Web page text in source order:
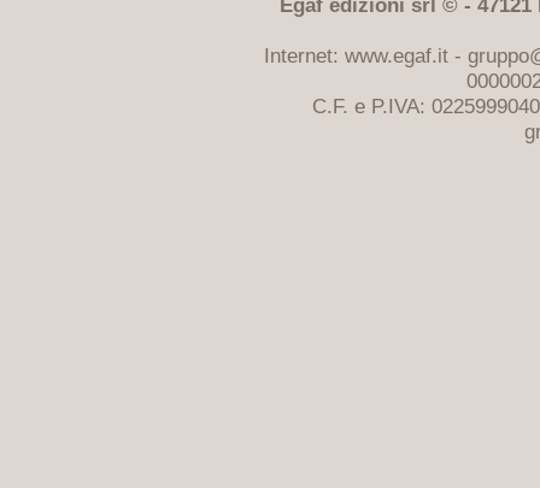
Egaf edizioni srl © -
Internet: www.egaf.it -
C.F. e P.IVA: